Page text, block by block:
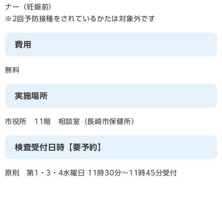
ナー（妊娠前）
※2回予防接種をされているかたは対象外です
費用
無料
実施場所
市役所 11階 相談室（長崎市保健所）
検査受付日時【要予約】
原則 第1・3・4水曜日 11時30分～11時45分受付